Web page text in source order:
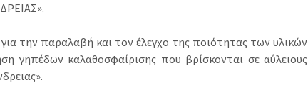
την παραλαβή και τον έλεγχο της ποιότητας των υλικών
γηπέδων καλαθοσφαίρισης που βρίσκονται σε αύλειους